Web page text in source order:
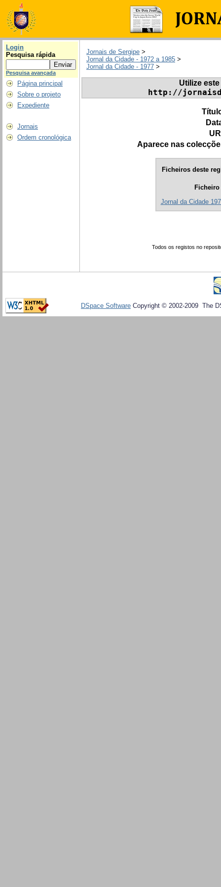
Login
Pesquisa rápida
Pesquisa avançada
Página principal
Sobre o projeto
Expediente
Jornais
Ordem cronológica
Jornais de Sergipe >
Jornal da Cidade - 1972 a 1985 >
Jornal da Cidade - 1977 >
Utilize
http://
Aparece nas
Ficheiros deste
Ficheiro
Jornal da Cidade
Todos os registos no
DSpace Software Copyright © 2002-2009 The